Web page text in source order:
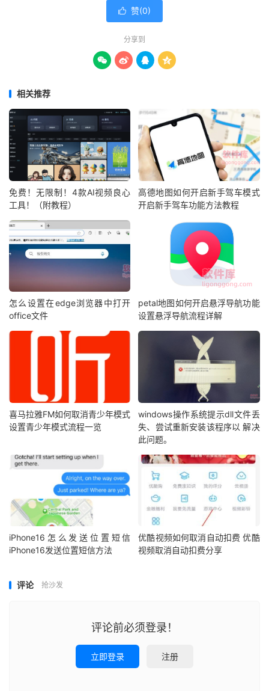
 赞(0)
分享到
   
相关推荐
免费！无限制！4款AI视频良心
工具！（附教程）
高德地图如何开启新手驾车模式
开启新手驾车功能方法教程
怎么设置在edge浏览器中打开
office文件
petal地图如何开启悬浮导航功能
设置悬浮导航流程详解
喜马拉雅FM如何取消青少年模式
设置青少年模式流程一览
windows操作系统提示dll文件丢
失、尝试重新安装该程序以 解决
此问题。
iPhone16怎么发送位置短信
iPhone16发送位置短信方法
优酷视频如何取消自动扣费 优酷
视频取消自动扣费分享
评论 抢沙发
评论前必须登录！
立即登录 注册